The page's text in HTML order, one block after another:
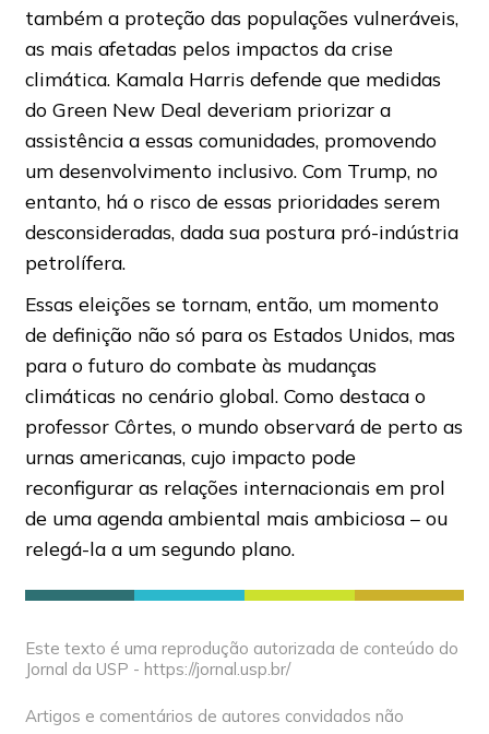
também a proteção das populações vulneráveis,
as mais afetadas pelos impactos da crise
climática. Kamala Harris defende que medidas
do Green New Deal deveriam priorizar a
assistência a essas comunidades, promovendo
um desenvolvimento inclusivo. Com Trump, no
entanto, há o risco de essas prioridades serem
desconsideradas, dada sua postura pró-indústria
petrolífera.
Essas eleições se tornam, então, um momento
de definição não só para os Estados Unidos, mas
para o futuro do combate às mudanças
climáticas no cenário global. Como destaca o
professor Côrtes, o mundo observará de perto as
urnas americanas, cujo impacto pode
reconfigurar as relações internacionais em prol
de uma agenda ambiental mais ambiciosa – ou
relegá-la a um segundo plano.
Este texto é uma reprodução autorizada de conteúdo do
Jornal da USP - https://jornal.usp.br/
Artigos e comentários de autores convidados não